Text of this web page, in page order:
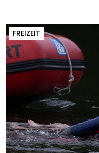
FREIZEIT